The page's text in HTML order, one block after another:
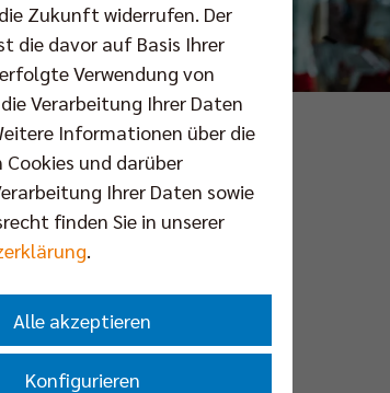
Justus Stegemann
Zukunft widerrufen. Der
die davor auf Basis Ihrer
Verwendung von
Verarbeitung Ihrer Daten
Informationen über die
und darüber
Ihrer Daten sowie
finden Sie in unserer
.
Alle akzeptieren
Konfigurieren